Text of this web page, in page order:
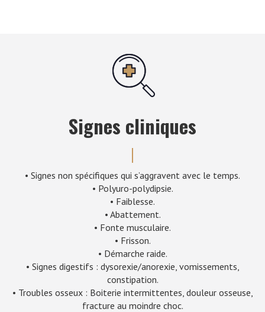
Signes cliniques
• Signes non spécifiques qui s’aggravent avec le temps.
• Polyuro-polydipsie.
• Faiblesse.
• Abattement.
• Fonte musculaire.
• Frisson.
• Démarche raide.
• Signes digestifs : dysorexie/anorexie, vomissements,
constipation.
• Troubles osseux : Boiterie intermittentes, douleur osseuse,
fracture au moindre choc.